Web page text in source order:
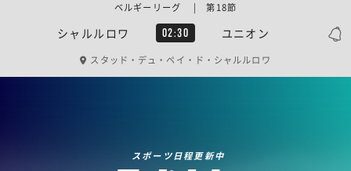
シャルルロワ 02:30 ユニオン
ベルギーリーグ | 第18節
スタッド・デュ・ペイ・ド・シャルルロワ
スポーツ日程更新中